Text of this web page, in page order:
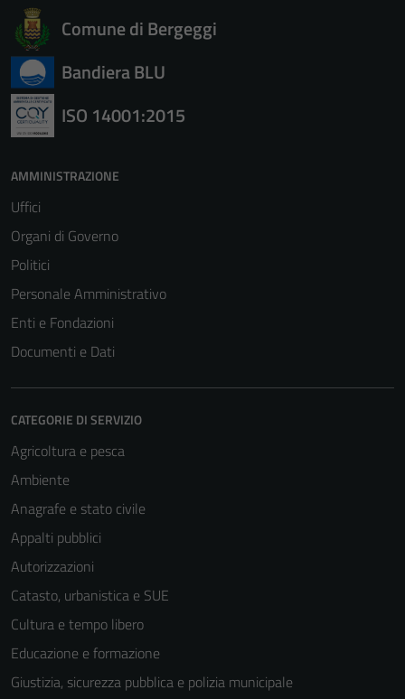
Comune di Bergeggi
Bandiera BLU
ISO 14001:2015
AMMINISTRAZIONE
Uffici
Organi di Governo
Politici
Personale Amministrativo
Enti e Fondazioni
Documenti e Dati
CATEGORIE DI SERVIZIO
Agricoltura e pesca
Ambiente
Anagrafe e stato civile
Appalti pubblici
Autorizzazioni
Catasto, urbanistica e SUE
Cultura e tempo libero
Educazione e formazione
Giustizia, sicurezza pubblica e polizia municipale